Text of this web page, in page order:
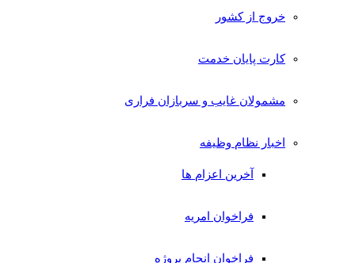
خروج از کشور
کارت پایان خدمت
مشمولان غایب و سربازان فراری
اخبار نظام وظیفه
آخرین اعزام ها
فراخوان امریه
فراخوان انجام پروژه